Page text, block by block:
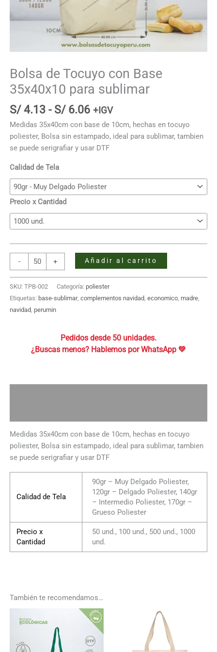
Bolsa de Tocuyo con Base
35x40x10 para sublimar
S/4.13 - S/6.06Rango
de
precios:
desde
S/ 6.06
+IGV
Medidas 35x40cm con base de 10cm, hechas en tocuyo
poliester, Bolsa sin estampado, ideal para sublimar, tambien
se puede serigrafiar y usar DTF
Calidad de Tela
Precio x Cantidad
-
de
Base
35x40x10
cantidad
+ Añadir al carrito
SKU: TPB-002 Categoría: poliester
Etiquetas: base-sublimar, complementos navidad economico madre
navidad perumin
Pedidos desde 50 unidades.
Medidas 35x40cm con base de 10cm, hechas en tocuyo
poliester, Bolsa sin estampado, ideal para sublimar, tambien
se puede serigrafiar y usar DTF
Calidad de Tela
90gr – Muy Delgado Poliester,
120gr – Delgado Poliester, 140gr
– Intermedio Poliester, 170gr –
Grueso Poliester
Precio x
Cantidad
50 und., 100 und., 500 und., 1000
und.
También te recomendamos…